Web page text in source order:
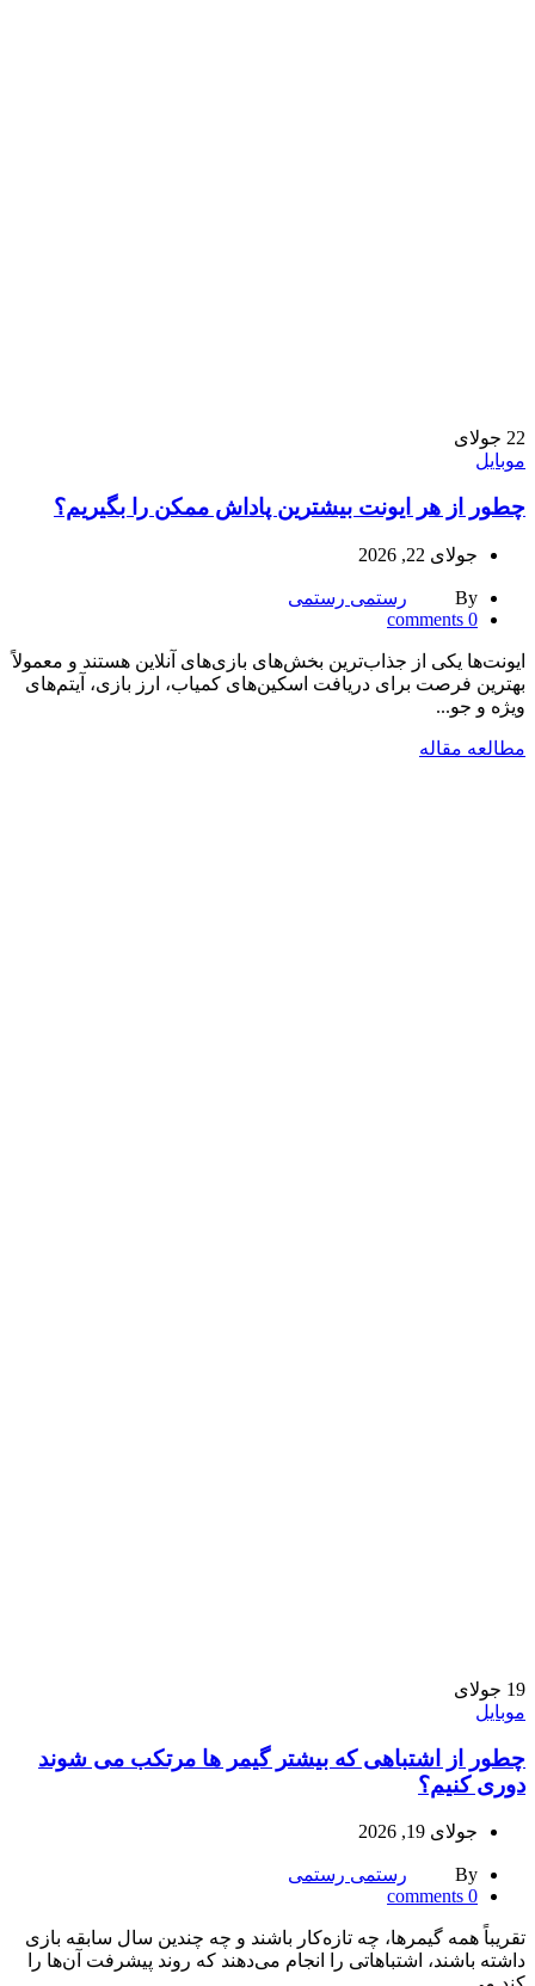
22 جولای
موبایل
چطور از هر ایونت بیشترین پاداش ممکن را بگیریم؟
جولای 22, 2026
By
رستمی رستمی
0
comments
ایونت‌ها یکی از جذاب‌ترین بخش‌های بازی‌های آنلاین هستند و معمولاً
بهترین فرصت برای دریافت اسکین‌های کمیاب، ارز بازی، آیتم‌های
ویژه و جو...
مطالعه مقاله
19 جولای
موبایل
چطور از اشتباهی که بیشتر گیمر ها مرتکب می‌ شوند
دوری کنیم؟
جولای 19, 2026
By
رستمی رستمی
0
comments
تقریباً همه گیمرها، چه تازه‌کار باشند و چه چندین سال سابقه بازی
داشته باشند، اشتباهاتی را انجام می‌دهند که روند پیشرفت آن‌ها را